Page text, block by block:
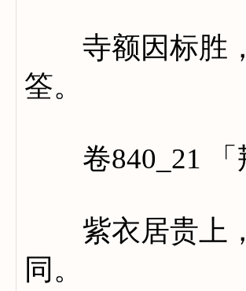
寺额因标胜，
筌。
卷840_21 「
紫衣居贵上，
同。